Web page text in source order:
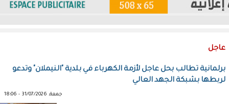
عاجل
برلمانية تطالب بحل عاجل لأزمة الكهرباء في بلدية "النيملان" وتدعو
لربطها بشبكة الجهد العالي
جمعة, 31/07/2026 - 18:06